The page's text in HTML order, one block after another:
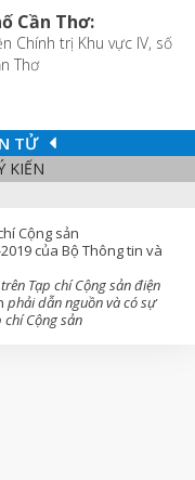
Cần Thơ:
Chính trị Khu vực IV, số
Thơ
TỬ
KIẾN
Cộng sản
của Bộ Thông tin và
Tạp chí Cộng sản điện
phải dẫn nguồn và có sự
Cộng sản